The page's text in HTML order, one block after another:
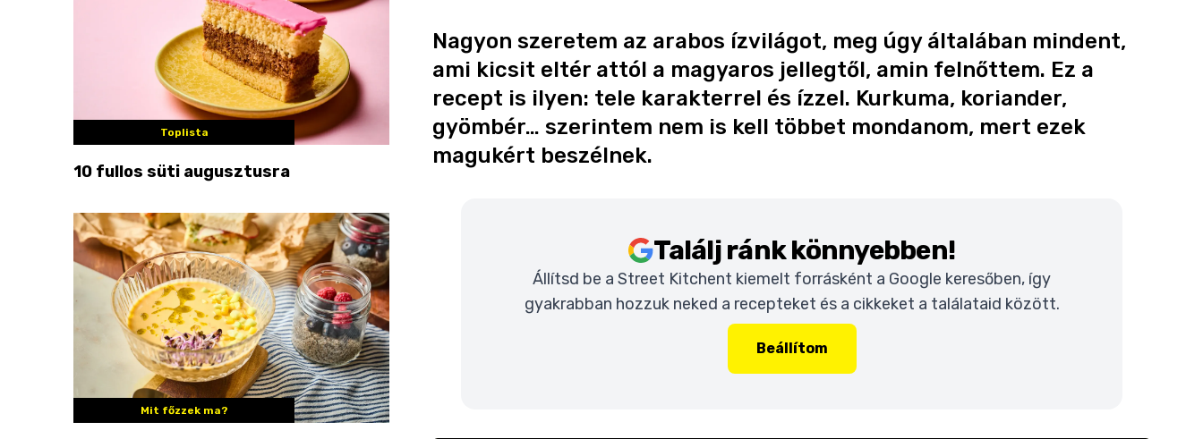
Toplista
10 fullos süti augusztusra
Mit főzzek ma?
Nagyon szeretem az arabos ízvilágot, meg úgy általában mindent,
ami kicsit eltér attól a magyaros jellegtől, amin felnőttem. Ez a
recept is ilyen: tele karakterrel és ízzel. Kurkuma, koriander,
gyömbér… szerintem nem is kell többet mondanom, mert ezek
magukért beszélnek.
Találj ránk könnyebben!
Állítsd be a Street Kitchent kiemelt forrásként a Google keresőben, így
gyakrabban hozzuk neked a recepteket és a cikkeket a találataid között.
Beállítom